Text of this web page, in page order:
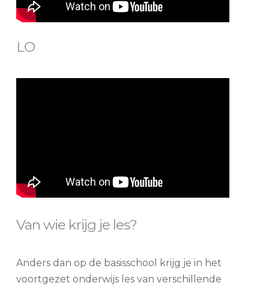
LO
Van wie krijg je les?
Anders dan op de basisschool krijg je in het
voortgezet onderwijs les van verschillende